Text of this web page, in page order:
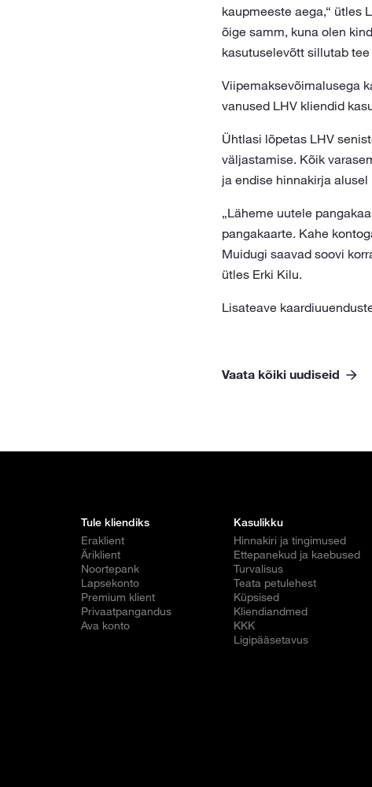
kaupmeeste aega,“ ütles
õige samm, kuna olen
kasutuselevõtt sillutab
Viipemaksevõimalusega
vanused LHV kliendid
Ühtlasi lõpetas LHV
väljastamise. Kõik
ja endise hinnakirja
„Läheme uutele
pangakaarte. Kahe
Muidugi saavad soovi
ütles Erki Kilu.
Lisateave
Vaata kõiki uudiseid
Tule kliendiks
Eraklient
Äriklient
Noortepank
Lapsekonto
Premium klient
Privaatpangandus
Ava konto
Kasulikku
Hinnakiri ja tingimused
Ettepanekud ja kaebused
Turvalisus
Teata petulehest
Küpsised
Kliendiandmed
KKK
Ligipääsetavus